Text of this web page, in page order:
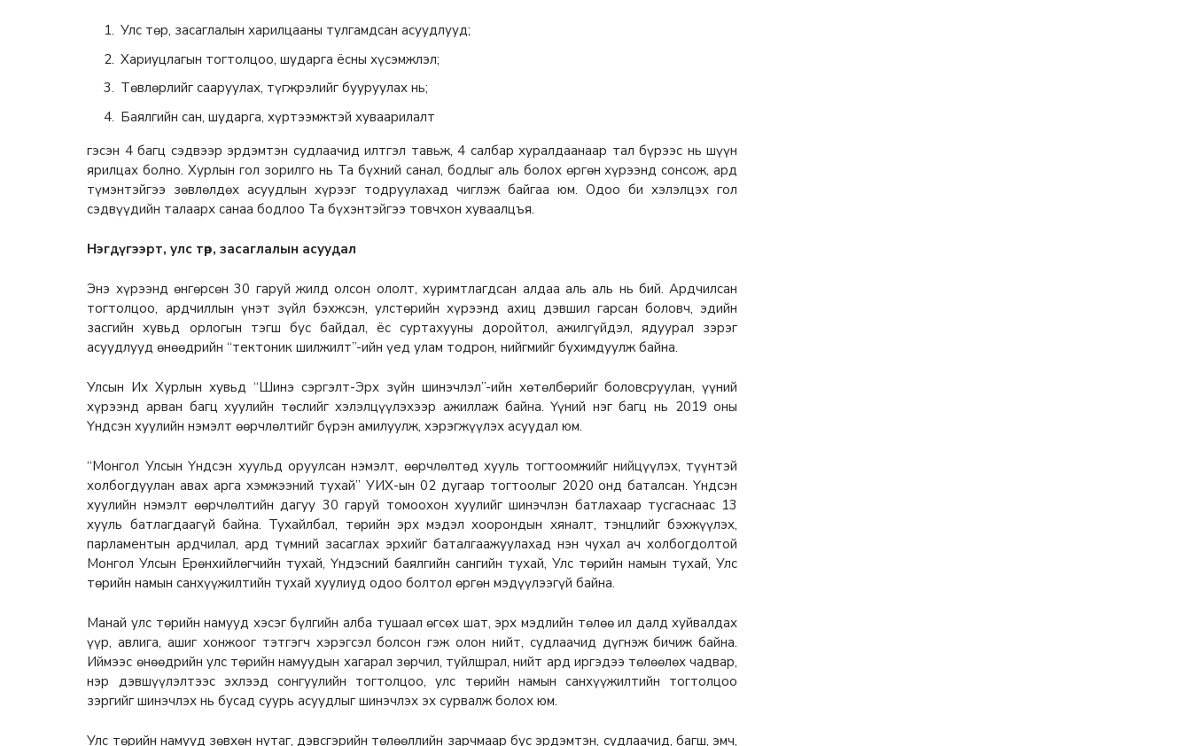
Улс төр, засаглалын харилцааны тулгамдсан асуудлууд;
Хариуцлагын тогтолцоо, шударга ёсны хүсэмжлэл;
Төвлөрлийг сааруулах, түгжрэлийг бууруулах нь;
Баялгийн сан, шударга, хүртээмжтэй хуваарилалт
гэсэн 4 багц сэдвээр эрдэмтэн судлаачид илтгэл тавьж, 4 салбар хуралдаанаар тал бүрээс нь шүүн
ярилцах болно. Хурлын гол зорилго нь Та бүхний санал, бодлыг аль болох өргөн хүрээнд сонсож, ард
түмэнтэйгээ зөвлөлдөх асуудлын хүрээг тодруулахад чиглэж байгаа юм. Одоо би хэлэлцэх гол
сэдвүүдийн талаарх санаа бодлоо Та бүхэнтэйгээ товчхон хуваалцъя.
Нэгдүгээрт, улс төр, засаглалын асуудал
Энэ хүрээнд өнгөрсөн 30 гаруй жилд олсон ололт, хуримтлагдсан алдаа аль аль нь бий. Ардчилсан
тогтолцоо, ардчиллын үнэт зүйл бэхжсэн, улстөрийн хүрээнд ахиц дэвшил гарсан боловч, эдийн
засгийн хувьд орлогын тэгш бус байдал, ёс суртахууны доройтол, ажилгүйдэл, ядуурал зэрэг
асуудлууд өнөөдрийн “тектоник шилжилт”-ийн үед улам тодрон, нийгмийг бухимдуулж байна.
Улсын Их Хурлын хувьд “Шинэ сэргэлт-Эрх зүйн шинэчлэл”-ийн хөтөлбөрийг боловсруулан, үүний
хүрээнд арван багц хуулийн төслийг хэлэлцүүлэхээр ажиллаж байна. Үүний нэг багц нь 2019 oны
Үндсэн хуулийн нэмэлт өөрчлөлтийг бүрэн амилуулж, хэрэгжүүлэх асуудал юм.
“Монгол Улсын Үндсэн хуульд оруулсан нэмэлт, өөрчлөлтөд хууль тогтоомжийг нийцүүлэх, түүнтэй
холбогдуулан авах арга хэмжээний тухай” УИХ-ын 02 дугаар тогтоолыг 2020 онд баталсан. Үндсэн
хуулийн нэмэлт өөрчлөлтийн дагуу 30 гаруй томоохон хуулийг шинэчлэн батлахаар тусгаснаас 13
хууль батлагдаагүй байна. Тухайлбал, төрийн эрх мэдэл хоорондын хяналт, тэнцлийг бэхжүүлэх,
парламентын ардчилал, ард түмний засаглах эрхийг баталгаажуулахад нэн чухал ач холбогдолтой
Монгол Улсын Ерөнхийлөгчийн тухай, Үндэсний баялгийн сангийн тухай, Улс төрийн намын тухай, Улс
төрийн намын санхүүжилтийн тухай хуулиуд одоо болтол өргөн мэдүүлээгүй байна.
Манай улс төрийн намууд хэсэг бүлгийн алба тушаал өгсөх шат, эрх мэдлийн төлөө ил далд хуйвалдах
үүр, авлига, ашиг хонжоог тэтгэгч хэрэгсэл болсон гэж олон нийт, судлаачид дүгнэж бичиж байна.
Иймээс өнөөдрийн улс төрийн намуудын хагарал зөрчил, туйлшрал, нийт ард иргэдээ төлөөлөх чадвар,
нэр дэвшүүлэлтээс эхлээд сонгуулийн тогтолцоо, улс төрийн намын санхүүжилтийн тогтолцоо
зэргийг шинэчлэх нь бусад суурь асуудлыг шинэчлэх эх сурвалж болох юм.
Улс төрийн намууд зөвхөн нутаг, дэвсгэрийн төлөөллийн зарчмаар бус эрдэмтэн, судлаачид, багш, эмч,